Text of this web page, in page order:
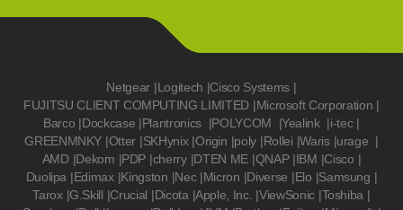
Netgear |Logitech |Cisco Systems |
FUJITSU CLIENT COMPUTING LIMITED |Microsoft Corporation |
Barco |Dockcase |Plantronics |POLYCOM |Yealink |i-tec |
GREENMNKY |Otter |SKHynix |Origin |poly |Rollei |Waris |urage |
AMD |Dekom |PDP |cherry |DTEN ME |QNAP |IBM |Cisco |
Duolipa |Edimax |Kingston |Nec |Micron |Diverse |Elo |Samsung |
Tarox |G.Skill |Crucial |Dicota |Apple, Inc. |ViewSonic |Toshiba |